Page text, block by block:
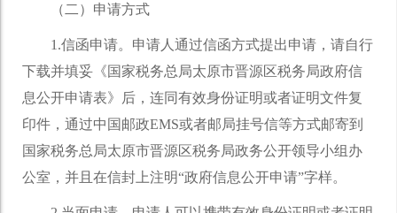
（二）申请方式
1.信函申请。申请人通过信函方式提出申请，请自行
下载并填妥《国家税务总局太原市晋源区税务局政府信
息公开申请表》后，连同有效身份证明或者证明文件复
印件，通过中国邮政EMS或者邮局挂号信等方式邮寄到
国家税务总局太原市晋源区税务局政务公开领导小组办
公室，并且在信封上注明“政府信息公开申请”字样。